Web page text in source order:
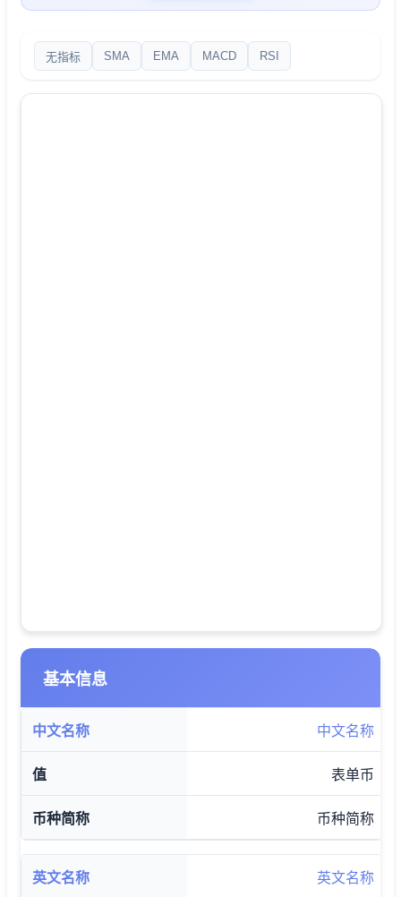
无指标 SMA EMA MACD RSI
基本信息
中文名称
表单币
币种简称
英文名称